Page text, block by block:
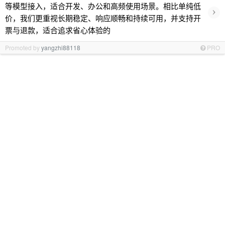
等模型接入，适合开发、办公和高频使用场景。相比单纯低
价，我们更重视长期稳定、响应顺畅和持续可用，并支持开
票与退款，适合追求省心体验的
›
Promoted byyangzhi88118 PRO